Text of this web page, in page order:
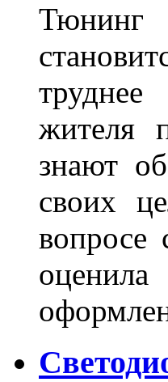
Тюнинг
жителя
знают
своих
вопросе